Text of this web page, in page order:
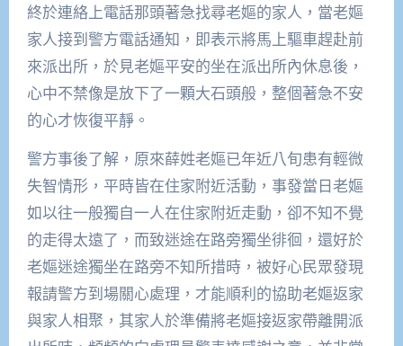
終於連絡上電話那頭著急找尋老嫗的家人，當老嫗
家人接到警方電話通知，即表示將馬上驅車趕赴前
來派出所，於見老嫗平安的坐在派出所內休息後，
心中不禁像是放下了一顆大石頭般，整個著急不安
的心才恢復平靜。
警方事後了解，原來薛姓老嫗已年近八旬患有輕微
失智情形，平時皆在住家附近活動，事發當日老嫗
如以往一般獨自一人在住家附近走動，卻不知不覺
的走得太遠了，而致迷途在路旁獨坐徘徊，還好於
老嫗迷途獨坐在路旁不知所措時，被好心民眾發現
報請警方到場關心處理，才能順利的協助老嫗返家
與家人相聚，其家人於準備將老嫗接返家帶離開派